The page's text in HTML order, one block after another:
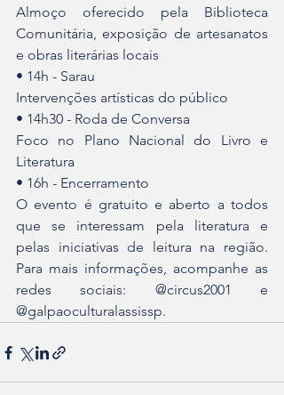
Almoço oferecido pela Biblioteca
Comunitária, exposição de artesanatos
e obras literárias locais
• 14h - Sarau
Intervenções artísticas do público
• 14h30 - Roda de Conversa
Foco no Plano Nacional do Livro e
Literatura
• 16h - Encerramento
O evento é gratuito e aberto a todos
que se interessam pela literatura e
pelas iniciativas de leitura na região.
Para mais informações, acompanhe as
redes sociais: @circus2001 e
@galpaoculturalassissp.